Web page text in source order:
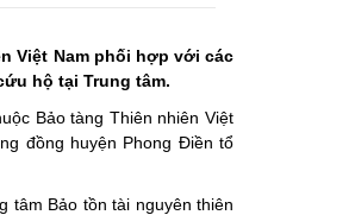
Việt Nam phối hợp với các
hộ tại Trung tâm.
Bảo tàng Thiên nhiên Việt
đồng huyện Phong Điền tổ
tâm Bảo tồn tài nguyên thiên